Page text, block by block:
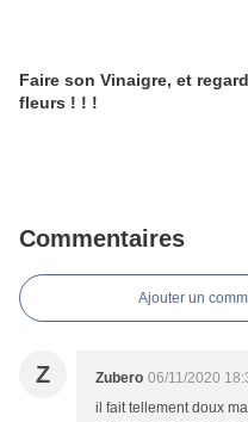
Faire son Vinaigre, et
fleurs ! ! !
Commentaires
Ajouter un
Z Zubero 06/11/2020
il fait tellement doux